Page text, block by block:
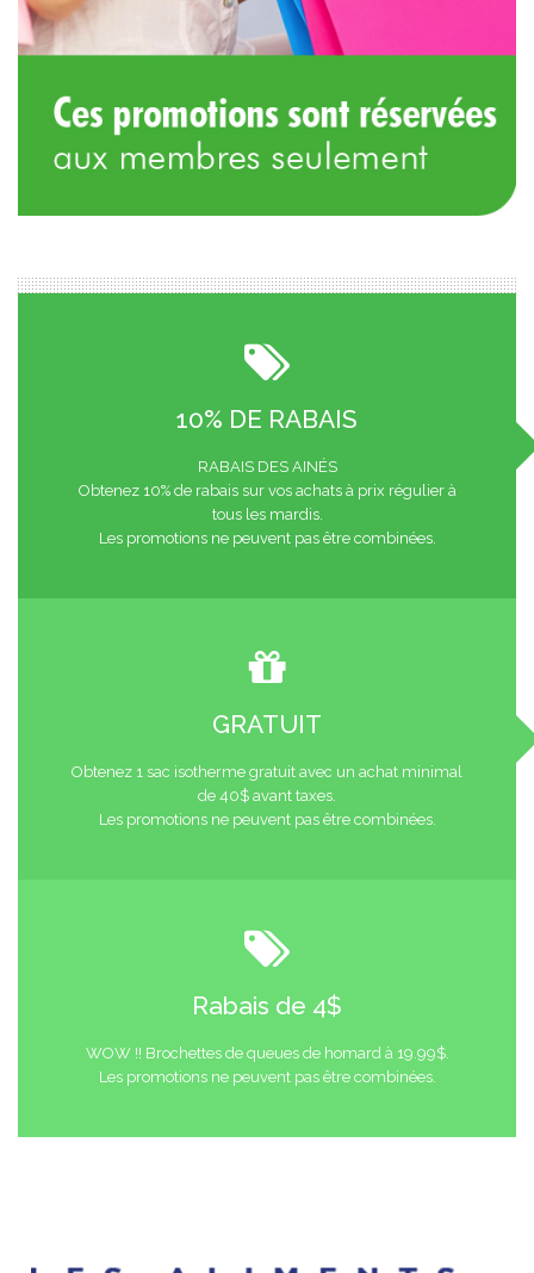
10% DE RABAIS
RABAIS DES AINÉS
Obtenez 10% de rabais sur vos achats à prix régulier à
tous les mardis.
Les promotions ne peuvent pas être combinées.
GRATUIT
Obtenez 1 sac isotherme gratuit avec un achat minimal
de 40$ avant taxes.
Les promotions ne peuvent pas être combinées.
Rabais de 4$
WOW !! Brochettes de queues de homard à 19.99$.
Les promotions ne peuvent pas être combinées.